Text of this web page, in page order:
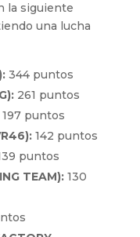
la siguiente
una lucha
344 puntos
261 puntos
puntos
142 puntos
puntos
TEAM):130